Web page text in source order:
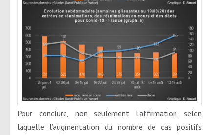
Pour conclure, non seulement l’affirmation selon
laquelle l’augmentation du nombre de cas positifs